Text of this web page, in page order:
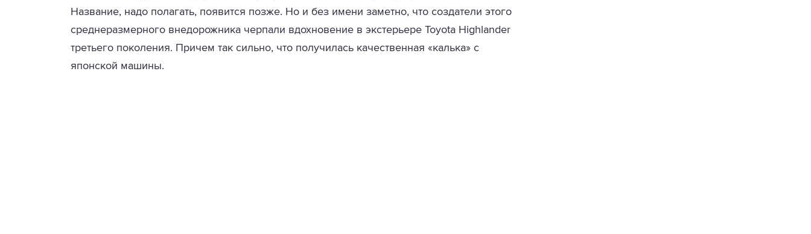
Название, надо полагать, появится позже. Но и без имени заметно, что создатели этого
среднеразмерного внедорожника черпали вдохновение в экстерьере Toyota Highlander
третьего поколения. Причем так сильно, что получилась качественная «калька» с
японской машины.